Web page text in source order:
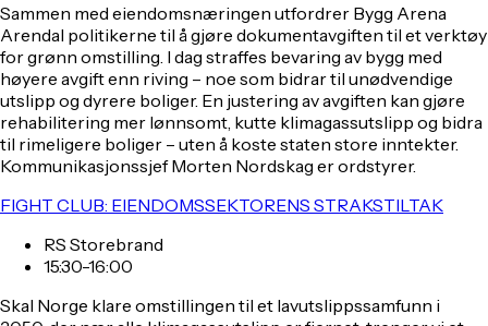
Sammen med eiendomsnæringen utfordrer Bygg Arena
Arendal politikerne til å gjøre dokumentavgiften til et verktøy
for grønn omstilling. I dag straffes bevaring av bygg med
høyere avgift enn riving – noe som bidrar til unødvendige
utslipp og dyrere boliger. En justering av avgiften kan gjøre
rehabilitering mer lønnsomt, kutte klimagassutslipp og bidra
til rimeligere boliger – uten å koste staten store inntekter.
Kommunikasjonssjef Morten Nordskag er ordstyrer.
FIGHT CLUB: EIENDOMSSEKTORENS STRAKSTILTAK
RS Storebrand
15:30-16:00
Skal Norge klare omstillingen til et lavutslippssamfunn i